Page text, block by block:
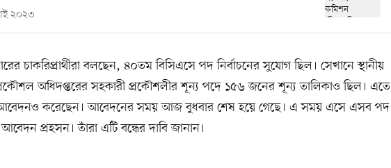
২০২৩
চাকরিপ্রার্থীরা বলছেন, ৪০তম বিসিএসে পদ নির্বাচনের সুযোগ ছিল। সেখানে স্থানীয়
অধিদপ্তরের সহকারী প্রকৌশলীর শূন্য পদে ১৫৬ জনের শূন্য তালিকাও ছিল। এতে
করেছেন। আবেদনের সময় আজ বুধবার শেষ হয়ে গেছে। এ সময় এসে এসব পদ
প্রহসন। তাঁরা এটি বন্ধের দাবি জানান।